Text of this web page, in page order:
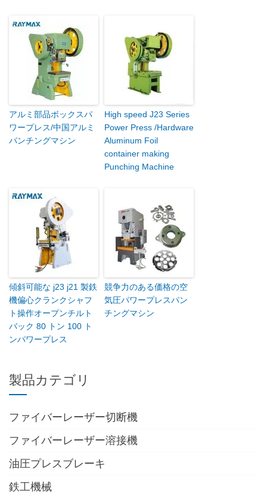
アルミ部品ボックスパ
ワープレス/中国アルミ
パンチングマシン
High speed J23 Series
Power Press /Hardware
Aluminum Foil
container making
Punching Machine
傾斜可能な j23 j21 製鉄
機偏心クランクシャフ
ト操作オープンチルト
バック 80 トン 100 ト
ンパワープレス
競争力のある価格の空
気圧パワープレスパン
チングマシン
製品カテゴリ
ファイバーレーザー切断機
ファイバーレーザー溶接機
油圧プレスブレーキ
鉄工機械